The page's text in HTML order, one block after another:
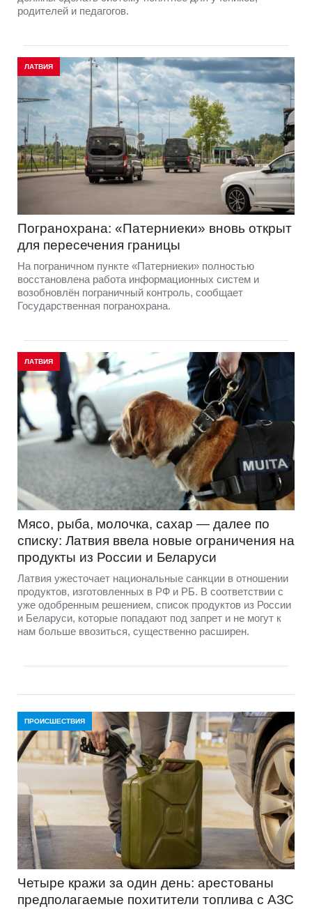
родителей и педагогов.
ЛАТВИЯ
Погранохрана: «Патерниеки» вновь открыт
для пересечения границы
На пограничном пункте «Патерниеки» полностью
восстановлена работа информационных систем и
возобновлён пограничный контроль, сообщает
Государственная погранохрана.
ЛАТВИЯ
Мясо, рыба, молочка, сахар — далее по
списку: Латвия ввела новые ограничения на
продукты из России и Беларуси
Латвия ужесточает национальные санкции в отношении
продуктов, изготовленных в РФ и РБ. В соответствии с
уже одобренным решением, список продуктов из России
и Беларуси, которые попадают под запрет и не могут к
нам больше ввозиться, существенно расширен.
ПРОИСШЕСТВИЯ
Четыре кражи за один день: арестованы
предполагаемые похитители топлива с АЗС